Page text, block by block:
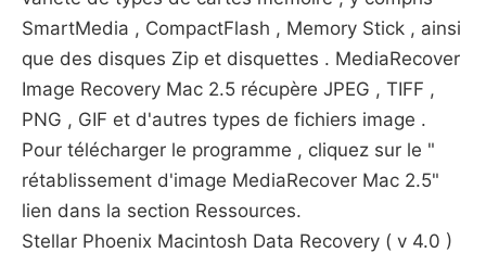
SmartMedia , CompactFlash , Memory Stick , ainsi
que des disques Zip et disquettes . MediaRecover
Image Recovery Mac 2.5 récupère JPEG , TIFF ,
PNG , GIF et d'autres types de fichiers image .
Pour télécharger le programme , cliquez sur le "
rétablissement d'image MediaRecover Mac 2.5"
lien dans la section Ressources.
Stellar Phoenix Macintosh Data Recovery ( v 4.0 )